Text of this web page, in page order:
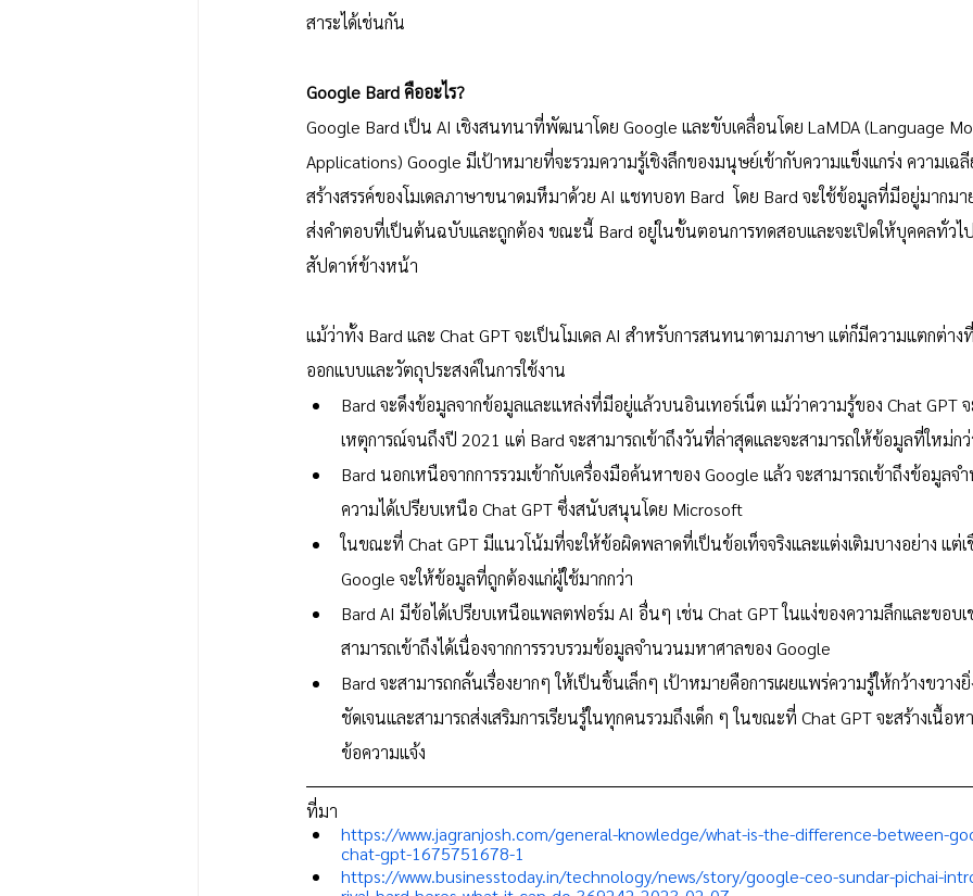
สาระได้เช่นกัน
Google Bard คืออะไร?
Google Bard เป็น AI เชิงสนทนาที่พัฒนาโดย Google และขับเคลื่อนโดย LaMDA (Language
Applications) Google มีเป้าหมายที่จะรวมความรู้เชิงลึกของมนุษย์เข้ากับความแข็งแกร่ง ความเฉ
สร้างสรรค์ของโมเดลภาษาขนาดมหึมาด้วย AI แชทบอท Bard  โดย Bard จะใช้ข้อมูลที่มีอยู่มากม
ส่งคำตอบที่เป็นต้นฉบับและถูกต้อง ขณะนี้ Bard อยู่ในขั้นตอนการทดสอบและจะเปิดให้บุคคลทั่วไป
สัปดาห์ข้างหน้า
แม้ว่าทั้ง Bard และ Chat GPT จะเป็นโมเดล AI สำหรับการสนทนาตามภาษา แต่ก็มีความแตกต่าง
ออกแบบและวัตถุประสงค์ในการใช้งาน
Bard จะดึงข้อมูลจากข้อมูลและแหล่งที่มีอยู่แล้วบนอินเทอร์เน็ต แม้ว่าความรู้ของ Chat GPT จ
เหตุการณ์จนถึงปี 2021 แต่ Bard จะสามารถเข้าถึงวันที่ล่าสุดและจะสามารถให้ข้อมูลที่ใหม่กว่
Bard นอกเหนือจากการรวมเข้ากับเครื่องมือค้นหาของ Google แล้ว จะสามารถเข้าถึงข้อมูลจ
ความได้เปรียบเหนือ Chat GPT ซึ่งสนับสนุนโดย Microsoft
ในขณะที่ Chat GPT มีแนวโน้มที่จะให้ข้อผิดพลาดที่เป็นข้อเท็จจริงและแต่งเติมบางอย่าง แต่เ
Google จะให้ข้อมูลที่ถูกต้องแก่ผู้ใช้มากกว่า
Bard AI มีข้อได้เปรียบเหนือแพลตฟอร์ม AI อื่นๆ เช่น Chat GPT ในแง่ของความลึกและขอบ
สามารถเข้าถึงได้เนื่องจากการรวบรวมข้อมูลจำนวนมหาศาลของ Google
Bard จะสามารถกลั่นเรื่องยากๆ ให้เป็นชิ้นเล็กๆ เป้าหมายคือการเผยแพร่ความรู้ให้กว้างขวา
ชัดเจนและสามารถส่งเสริมการเรียนรู้ในทุกคนรวมถึงเด็ก ๆ ในขณะที่ Chat GPT จะสร้างเนื้อ
ข้อความแจ้ง
ที่มา
https://www.jagranjosh.com/general-knowledge/what-is-the-difference-between-
chat-gpt-1675751678-1
https://www.businesstoday.in/technology/news/story/google-ceo-sundar-pichai-